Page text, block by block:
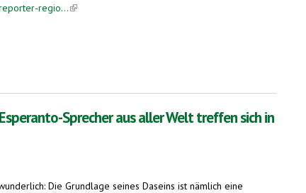
regio...(link is external)
Sprecher aus aller Welt treffen sich in
Die Grundlage seines Daseins ist nämlich eine